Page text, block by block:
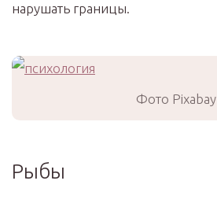
нарушать границы.
Фото Pixabay
Рыбы